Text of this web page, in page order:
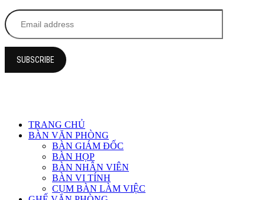
TRANG CHỦ
BÀN VĂN PHÒNG
BÀN GIÁM ĐỐC
BÀN HỌP
BÀN NHÂN VIÊN
BÀN VI TÍNH
CỤM BÀN LÀM VIỆC